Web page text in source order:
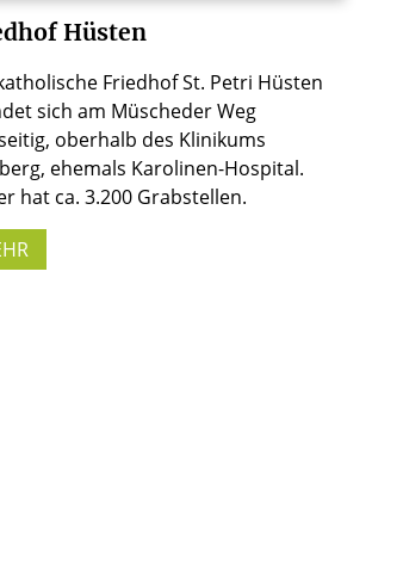
Hüsten
Friedhof St. Petri Hüsten
sich am Müscheder Weg
oberhalb des Klinikums
ehemals Karolinen-Hospital.
hat ca. 3.200 Grabstellen.